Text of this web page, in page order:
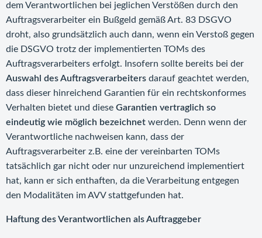
dem Verantwortlichen bei jeglichen Verstößen durch den
Auftragsverarbeiter ein Bußgeld gemäß Art. 83 DSGVO
droht, also grundsätzlich auch dann, wenn ein Verstoß gegen
die DSGVO trotz der implementierten TOMs des
Auftragsverarbeiters erfolgt. Insofern sollte bereits bei der
Auswahl des Auftragsverarbeiters darauf geachtet werden,
dass dieser hinreichend Garantien für ein rechtskonformes
Verhalten bietet und diese Garantien vertraglich so
eindeutig wie möglich bezeichnet werden. Denn wenn der
Verantwortliche nachweisen kann, dass der
Auftragsverarbeiter z.B. eine der vereinbarten TOMs
tatsächlich gar nicht oder nur unzureichend implementiert
hat, kann er sich enthaften, da die Verarbeitung entgegen
den Modalitäten im AVV stattgefunden hat.
Haftung des Verantwortlichen als Auftraggeber